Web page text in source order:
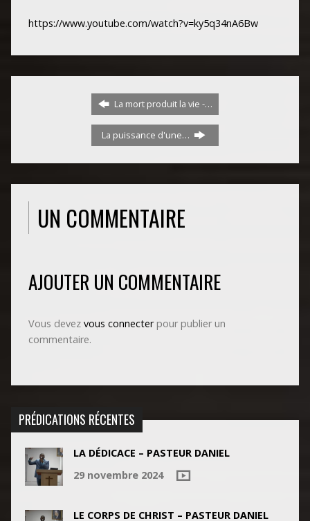
https://www.youtube.com/watch?v=ky5q34nA6Bw
La mort produit la vie -…
La puissance d'une…
UN COMMENTAIRE
AJOUTER UN COMMENTAIRE
Vous devez vous connecterpour publier un
commentaire.
PRÉDICATIONS RÉCENTES
LA DÉDICACE – PASTEUR DANIEL
29 novembre 2024
LE CORPS DE CHRIST – PASTEUR DANIEL